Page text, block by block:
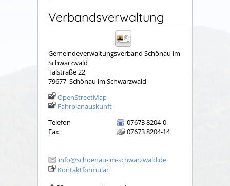
Verbandsverwaltung
Gemeindeverwaltungsverband Schönau im
Schwarzwald
Talstraße 22
79677 Schönau im Schwarzwald
OpenStreetMap
Fahrplanauskunft
Telefon
07673 8204-0
Fax
07673 8204-14
info@schoenau-im-schwarzwald.de
Kontaktformular